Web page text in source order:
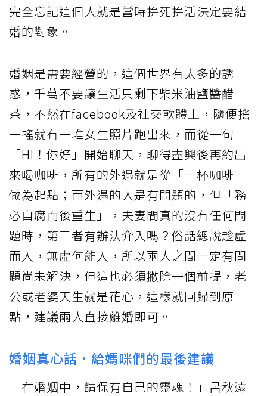
完全忘記這個人就是當時拚死拚活決定要結
婚的對象。
婚姻是需要經營的，這個世界有太多的誘
惑，千萬不要讓生活只剩下柴米油鹽醬醋
茶，不然在facebook及社交軟體上，隨便搖
一搖就有一堆女生照片跑出來，而從一句
「HI！你好」開始聊天，聊得盡興後再約出
來喝咖啡，所有的外遇就是從「一杯咖啡」
做為起點；而外遇的人是有問題的，但「務
必自腐而後重生」，夫妻間真的沒有任何問
題時，第三者有辦法介入嗎？俗話總說趁虛
而入，無虛何能入，所以兩人之間一定有問
題尚未解決，但這也必須撇除一個前提，老
公或老婆天生就是花心，這樣就回歸到原
點，建議兩人直接離婚即可。
婚姻真心話．給媽咪們的最後建議
「在婚姻中，請保有自己的靈魂！」呂秋遠